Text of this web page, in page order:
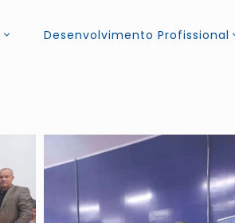
Desenvolvimento Profissional